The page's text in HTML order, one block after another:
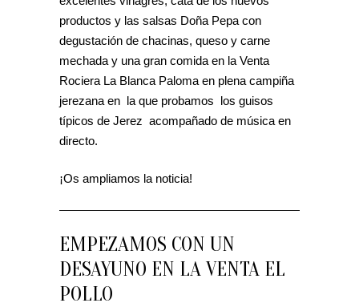
productos y las salsas Doña Pepa con
degustación de chacinas, queso y carne
mechada y una gran comida en la Venta
Rociera La Blanca Paloma en plena campiña
jerezana en la que probamos los guisos
típicos de Jerez acompañado de música en
directo.
¡Os ampliamos la noticia!
EMPEZAMOS CON UN
DESAYUNO EN LA VENTA EL
POLLO